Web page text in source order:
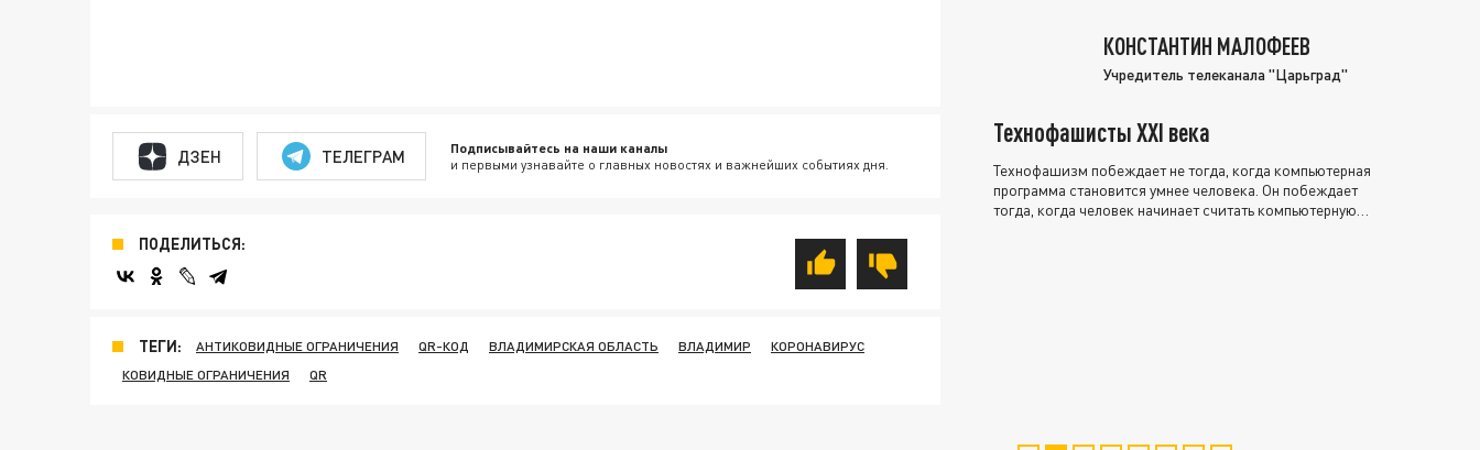
ДЗЕН ТЕЛЕГРАМ Подписывайтесь на наши каналы
и первыми узнавайте о главных новостях и важнейших событиях дня.
ПОДЕЛИТЬСЯ:
ТЕГИ: АНТИКОВИДНЫЕ ОГРАНИЧЕНИЯ QR-КОД ВЛАДИМИРСКАЯ ОБЛАСТЬ ВЛАДИМИР
КОРОНАВИРУС
КОВИДНЫЕ ОГРАНИЧЕНИЯ
QR
КОНСТАНТИН МАЛОФЕЕВ
Учредитель телеканала "Царьград"
Технофашисты XXI века
Технофашизм побеждает не тогда, когда компьютерная
программа становится умнее человека. Он побеждает
тогда, когда человек начинает считать компьютерную